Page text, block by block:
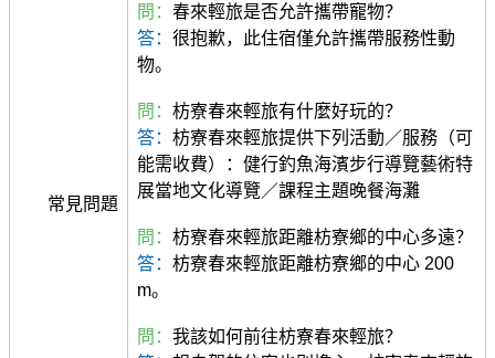
常見問題
問： 春來輕旅是否允許攜帶寵物？
答： 很抱歉，此住宿僅允許攜帶服務性動
物。
問： 枋寮春來輕旅有什麼好玩的？
答： 枋寮春來輕旅提供下列活動／服務（可
能需收費）：健行釣魚海濱步行導覽藝術特
展當地文化導覽／課程主題晚餐海灘
問： 枋寮春來輕旅距離枋寮鄉的中心多遠？
答： 枋寮春來輕旅距離枋寮鄉的中心 200
m。
問： 我該如何前往枋寮春來輕旅？